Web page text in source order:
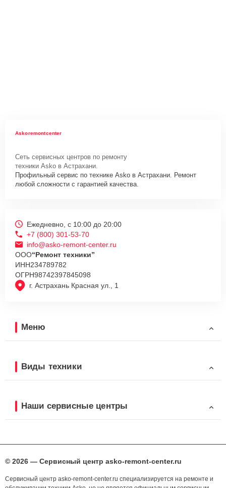
Askoremontcenter
Сеть сервисных центров по ремонту
техники Asko в Астрахани.
Профильный сервис по технике Asko в Астрахани. Ремонт
любой сложности с гарантией качества.
г. Астрахань Красная ул., 1
Ежедневно, с 10:00 до 20:00
+7 (800) 301-53-70
info@asko-remont-center.ru
ООО“Ремонт техники”
ИНН234789782
ОГРН98742397845098
Меню
Виды техники
Наши сервисные центры
© 2026 — Сервисный центр asko-remont-center.ru
Сервисный центр asko-remont-center.ru специализируется на ремонте и